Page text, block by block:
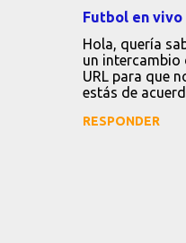
Futbol en vivo
Hola, quería
un intercambio
URL para que
estás de
RESPONDER